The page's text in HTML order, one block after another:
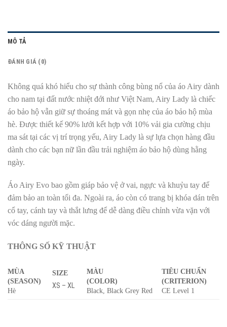
MÔ TẢ
ĐÁNH GIÁ (0)
Không quá khó hiểu cho sự thành công bùng nổ của áo Airy dành
cho nam tại đất nước nhiệt đới như Việt Nam, Airy Lady là chiếc
áo bảo hộ vẫn giữ sự thoáng mát và gọn nhẹ của áo bảo hộ mùa
hè. Được thiết kế 90% lưới kết hợp với 10% vải gia cường chịu
ma sát tại các vị trí trọng yếu, Airy Lady là sự lựa chọn hàng đầu
dành cho các bạn nữ lần đầu trải nghiệm áo bảo hộ dùng hằng
ngày.
Áo Airy Evo bao gồm giáp bảo vệ ở vai, ngực và khuỷu tay để
đảm bảo an toàn tối đa. Ngoài ra, áo còn có trang bị khóa dán trên
cổ tay, cánh tay và thắt lưng để dễ dàng điều chỉnh vừa vặn với
vóc dáng người mặc.
THÔNG SỐ KỸ THUẬT
MÙA
(SEASON)
Hè
SIZE
XS – XL
MÀU
(COLOR)
Black, Black Grey Red
TIÊU CHUẨN
(CRITERION)
CE Level 1